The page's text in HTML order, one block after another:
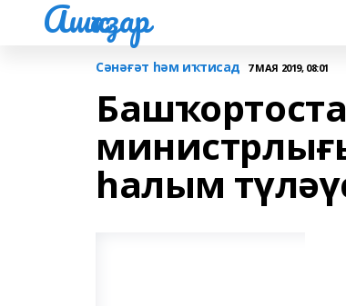
Ашҡаҙар
Сәнәғәт һәм иҡтисад 7 МАЯ 2019, 08:01
һалым